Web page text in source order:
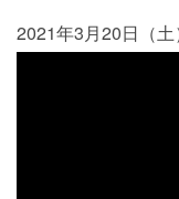
2021年3月20日（土